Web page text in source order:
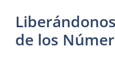
de los